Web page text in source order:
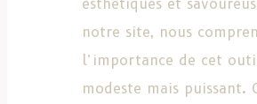
esthétiques et
notre site, nous
l’importance de cet
modeste mais puissant.